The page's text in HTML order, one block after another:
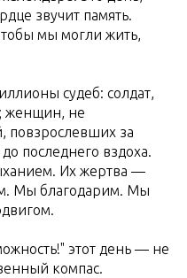
звучит память.
мы могли жить,
судеб: солдат,
женщин, не
повзрослевших за
последнего вздоха.
Их жертва —
Мы благодарим. Мы
этот день — не
компас.